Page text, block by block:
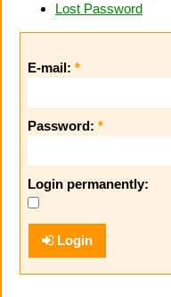
Lost Password
E-mail: *
Password: *
Login permanently:
Login